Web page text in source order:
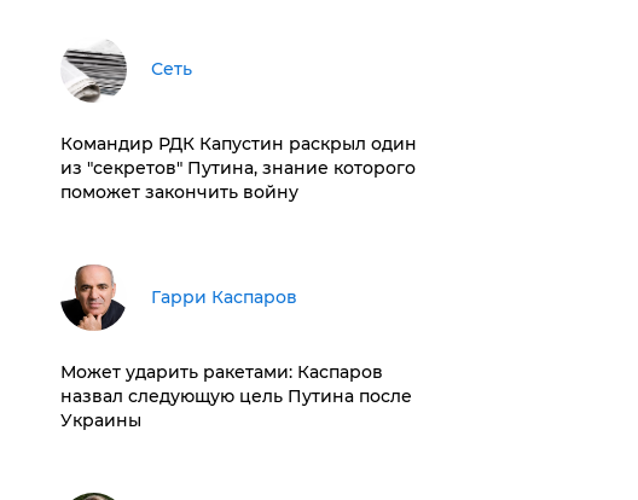
Сеть
Командир РДК Капустин раскрыл один
из "секретов" Путина, знание которого
поможет закончить войну
Гарри Каспаров
Может ударить ракетами: Каспаров
назвал следующую цель Путина после
Украины